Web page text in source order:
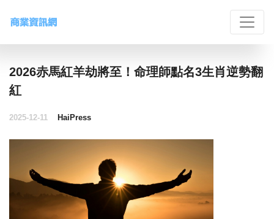
2026赤馬紅羊劫將至！命理師點名3生肖逆勢翻
紅
2025-12-11 HaiPress